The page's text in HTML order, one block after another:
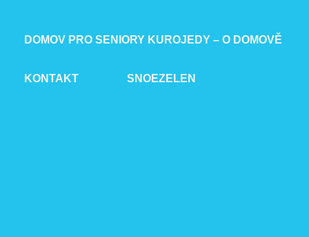
DOMOV PRO SENIORY KUROJEDY – O DOMOVĚ
KONTAKT SNOEZELEN